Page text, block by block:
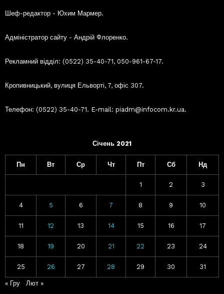
Шеф-редактор - Юхим Мармер.
Адміністратор сайту - Андрій Флоренко.
Рекламний відділ: (0522) 35-40-71, 050-961-67-17.
Кропивницький, вулиця Ельворті, 7, офіс 307.
Телефон: (0522) 35-40-71. E-mail: piadm@infocom.kr.ua.
Січень 2021
Пн Вт Ср Чт Пт Сб Нд
1 2 3
4 5 6 7 8 9 10
11 12 13 14 15 16 17
18 19 20 21 22 23 24
25 26 27 28 29 30 31
« Гру Лют »